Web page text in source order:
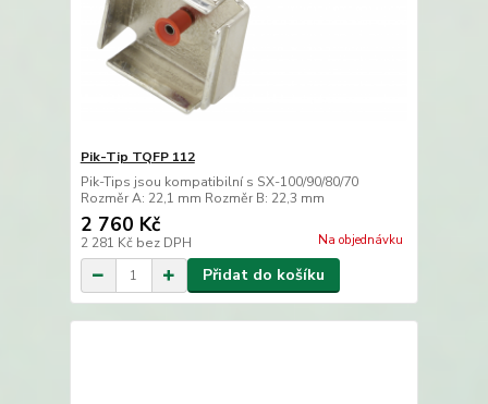
Pik-Tip TQFP 112
Pik-Tips jsou kompatibilní s SX-100/90/80/70
Rozměr A: 22,1 mm Rozměr B: 22,3 mm
2 760 Kč
2 281 Kč bez DPH Na objednávku
Přidat do košíku